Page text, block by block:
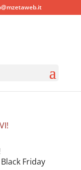
Friday